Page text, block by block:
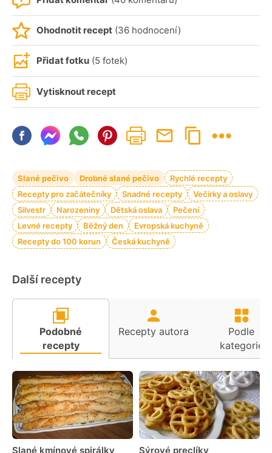
Ohodnotit recept (36 hodnocení)
Přidat fotku (5 fotek)
Vytisknout recept
Slané pečivo Drobné slané pečivo
Rychlé recepty
Recepty pro začátečníky
Snadné recepty
Večírky a oslavy
Silvestr
Narozeniny Dětská oslava
Pečení
Levné recepty
Běžný den
Evropská kuchyně
Recepty do 100 korun
Česká kuchyně
Další recepty
Podobné
recepty
Recepty autora
Podle
kategorie
Slané kmínové spirálky Sýrové preclíky